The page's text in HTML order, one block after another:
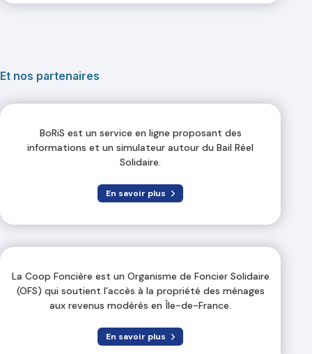
Et nos partenaires
BoRiS est un service en ligne proposant des
informations et un simulateur autour du Bail Réel
Solidaire.
En savoir plus
La Coop Foncière est un Organisme de Foncier Solidaire
(OFS) qui soutient l’accès à la propriété des ménages
aux revenus modérés en Île-de-France.
En savoir plus